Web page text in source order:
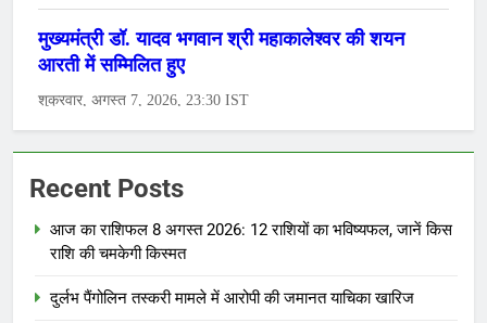
Recent Posts
आज का राशिफल 8 अगस्त 2026: 12 राशियों का भविष्यफल, जानें किस
राशि की चमकेगी किस्मत
दुर्लभ पैंगोलिन तस्करी मामले में आरोपी की जमानत याचिका खारिज